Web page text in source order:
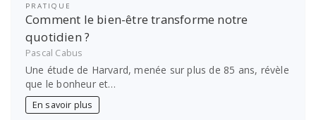
PRATIQUE
Comment le bien-être transforme notre
quotidien ?
Pascal Cabus
Une étude de Harvard, menée sur plus de 85 ans, révèle
que le bonheur et…
En savoir plus